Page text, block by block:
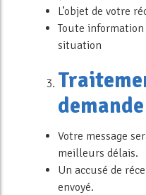
L’objet de votre
Toute
situation
demande
Votre message
meilleurs délais.
Un accusé de
envoyé.